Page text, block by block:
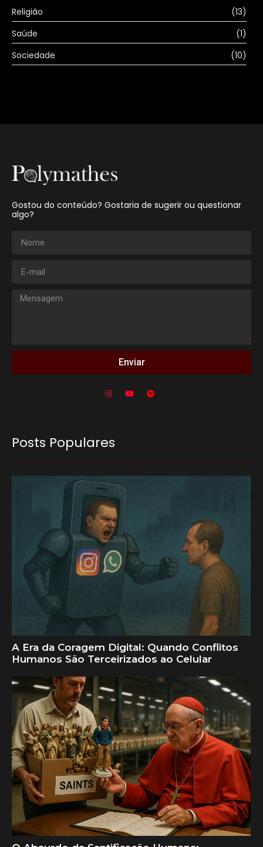
Religião
(13)
Saúde
(1)
Sociedade
(10)
Gostou do conteúdo? Gostaria de sugerir ou questionar
algo?
Enviar
Posts Populares
A Era da Coragem Digital: Quando Conflitos
Humanos São Terceirizados ao Celular